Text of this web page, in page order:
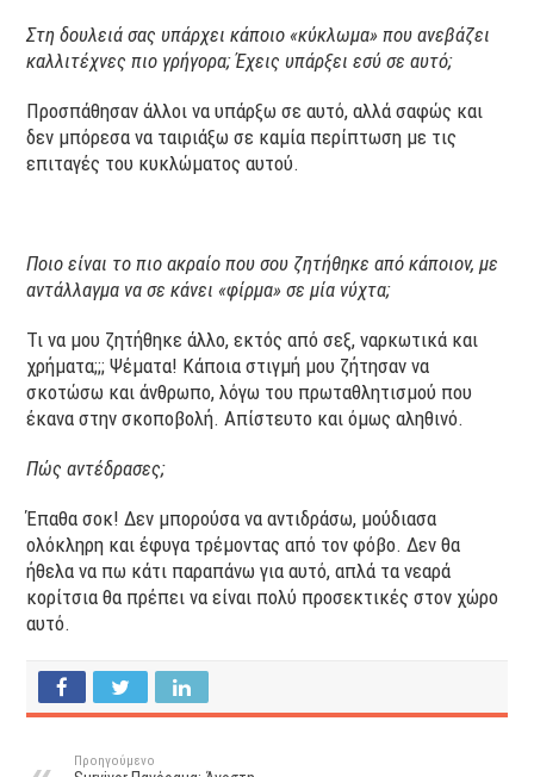
Στη δουλειά σας υπάρχει κάποιο «κύκλωμα» που ανεβάζει
καλλιτέχνες πιο γρήγορα; Έχεις υπάρξει εσύ σε αυτό;
Προσπάθησαν άλλοι να υπάρξω σε αυτό, αλλά σαφώς και
δεν μπόρεσα να ταιριάξω σε καμία περίπτωση με τις
επιταγές του κυκλώματος αυτού.
Ποιο είναι το πιο ακραίο που σου ζητήθηκε από κάποιον, με
αντάλλαγμα να σε κάνει «φίρμα» σε μία νύχτα;
Τι να μου ζητήθηκε άλλο, εκτός από σεξ, ναρκωτικά και
χρήματα;;; Ψέματα! Κάποια στιγμή μου ζήτησαν να
σκοτώσω και άνθρωπο, λόγω του πρωταθλητισμού που
έκανα στην σκοποβολή. Απίστευτο και όμως αληθινό.
Πώς αντέδρασες;
Έπαθα σοκ! Δεν μπορούσα να αντιδράσω, μούδιασα
ολόκληρη και έφυγα τρέμοντας από τον φόβο. Δεν θα
ήθελα να πω κάτι παραπάνω για αυτό, απλά τα νεαρά
κορίτσια θα πρέπει να είναι πολύ προσεκτικές στον χώρο
αυτό.
Προηγούμενο